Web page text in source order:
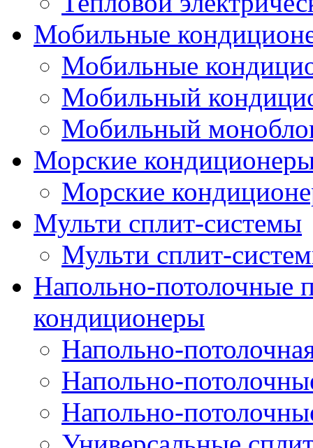
Мобильные
Мобильные
Мобильный
Мобильный
Морские
Морские
Мульти сплит-системы
Мульти сплит-
Напольно-потолочные
кондиционеры
Напольно-
Напольно-
Напольно-